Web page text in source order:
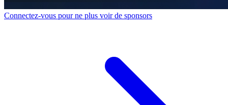
Connectez-vous pour ne plus voir de sponsors